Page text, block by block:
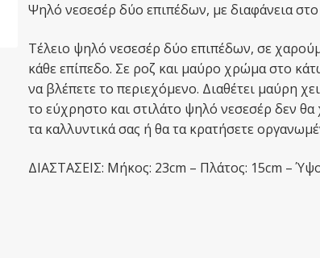
Ψηλό νεσεσέρ δύο επιπέδων, με διαφάνεια
Τέλειο ψηλό νεσεσέρ δύο επιπέδων, σε
κάθε επίπεδο. Σε ροζ και μαύρο χρώμα στο
να βλέπετε το περιεχόμενο. Διαθέτει μαύρη
το εύχρηστο και στιλάτο ψηλό νεσεσέρ δεν θα
τα καλλυντικά σας ή θα τα κρατήσετε
ΔΙΑΣΤΑΣΕΙΣ: Μήκος: 23cm – Πλάτος: 15cm –